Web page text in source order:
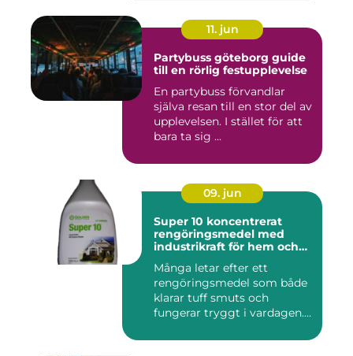
11. jun
Partybuss göteborg guide
till en rörlig festupplevelse
En partybuss förvandlar
själva resan till en stor del av
upplevelsen. I stället för att
bara ta sig ...
09. jun
Super 10 koncentrerat
rengöringsmedel med
industrikraft för hem och
Många letar efter ett
rengöringsmedel som både
klarar tuff smuts och
fungerar tryggt i vardagen.